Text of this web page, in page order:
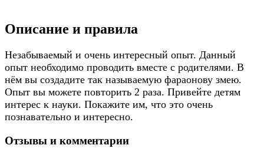
Описание и правила
Незабываемый и очень интересный опыт. Данный
опыт необходимо проводить вместе с родителями. В
нём вы создадите так называемую фараонову змею.
Опыт вы можете повторить 2 раза. Привейте детям
интерес к науки. Покажите им, что это очень
познавательно и интересно.
Отзывы и комментарии